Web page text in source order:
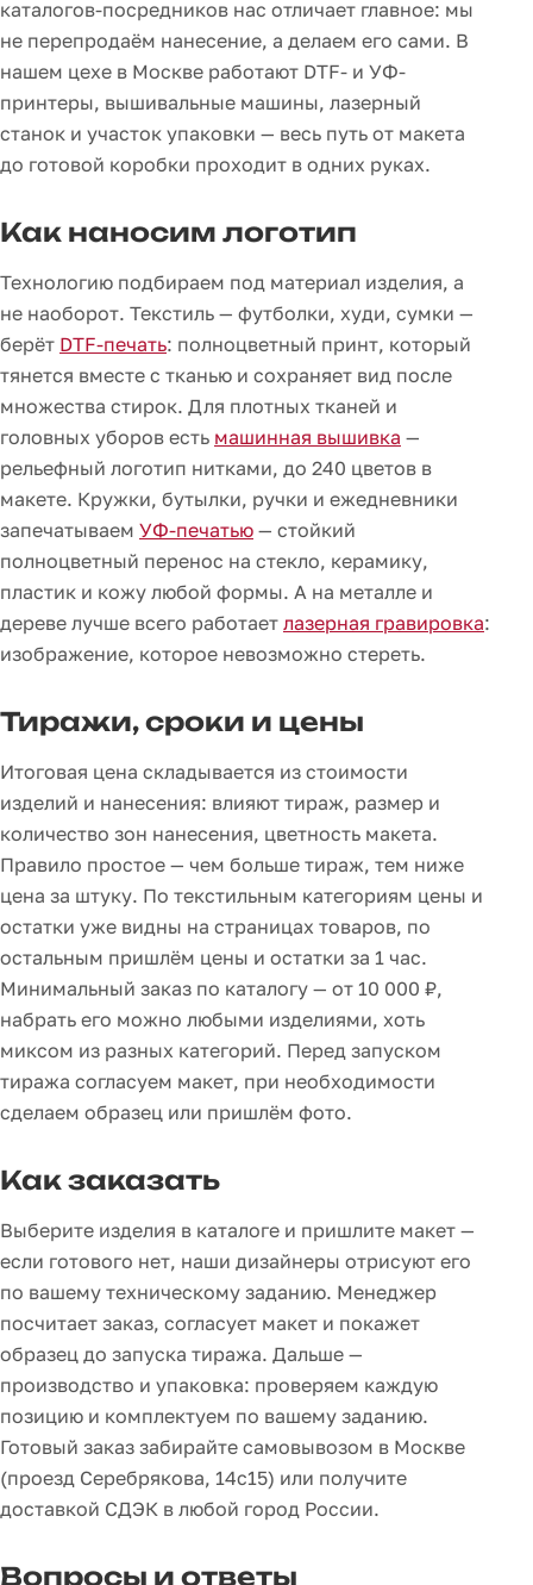
каталогов-посредников нас отличает главное: мы
не перепродаём нанесение, а делаем его сами. В
нашем цехе в Москве работают DTF- и УФ-
принтеры, вышивальные машины, лазерный
станок и участок упаковки — весь путь от макета
до готовой коробки проходит в одних руках.
Как наносим логотип
Технологию подбираем под материал изделия, а
не наоборот. Текстиль — футболки, худи, сумки —
берёт DTF-печать: полноцветный принт, который
тянется вместе с тканью и сохраняет вид после
множества стирок. Для плотных тканей и
головных уборов есть машинная вышивка —
рельефный логотип нитками, до 240 цветов в
макете. Кружки, бутылки, ручки и ежедневники
запечатываем УФ-печатью — стойкий
полноцветный перенос на стекло, керамику,
пластик и кожу любой формы. А на металле и
дереве лучше всего работает лазерная гравировка:
изображение, которое невозможно стереть.
Тиражи, сроки и цены
Итоговая цена складывается из стоимости
изделий и нанесения: влияют тираж, размер и
количество зон нанесения, цветность макета.
Правило простое — чем больше тираж, тем ниже
цена за штуку. По текстильным категориям цены и
остатки уже видны на страницах товаров, по
остальным пришлём цены и остатки за 1 час.
Минимальный заказ по каталогу — от 10 000 ₽,
набрать его можно любыми изделиями, хоть
миксом из разных категорий. Перед запуском
тиража согласуем макет, при необходимости
сделаем образец или пришлём фото.
Как заказать
Выберите изделия в каталоге и пришлите макет —
если готового нет, наши дизайнеры отрисуют его
по вашему техническому заданию. Менеджер
посчитает заказ, согласует макет и покажет
образец до запуска тиража. Дальше —
производство и упаковка: проверяем каждую
позицию и комплектуем по вашему заданию.
Готовый заказ забирайте самовывозом в Москве
(проезд Серебрякова, 14с15) или получите
доставкой СДЭК в любой город России.
Вопросы и ответы